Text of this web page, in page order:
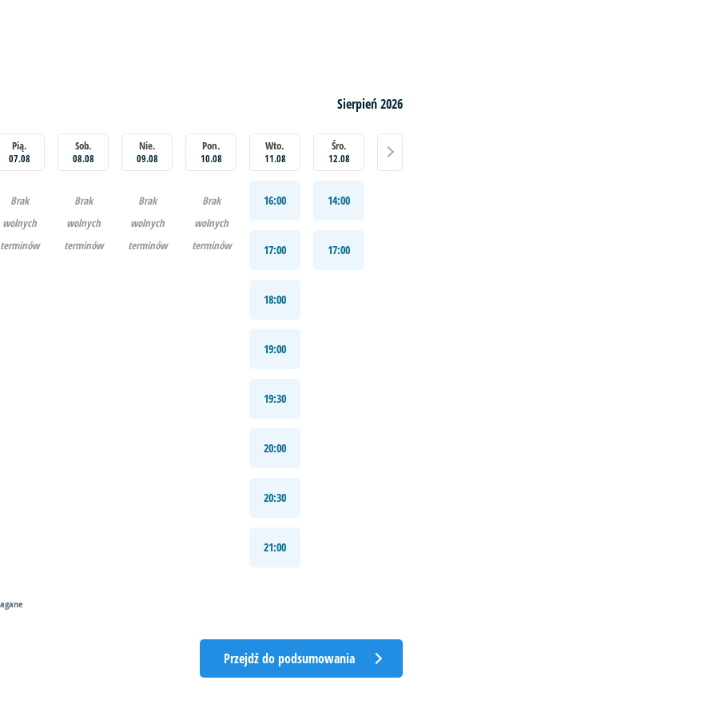
Sierpień 2026
Pią.
07.08
Brak
wolnych
terminów
Sob.
08.08
Brak
wolnych
terminów
Nie.
09.08
Brak
wolnych
terminów
Pon.
10.08
Brak
wolnych
terminów
Wto.
11.08
16:00
17:00
18:00
19:00
19:30
20:00
20:30
21:00
Śro.
12.08
14:00
17:00
Przejdź do podsumowania